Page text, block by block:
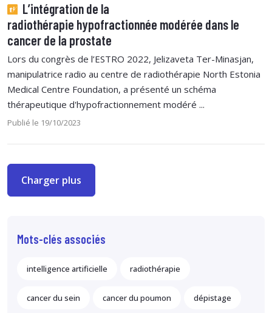
L’intégration de la
radiothérapie hypofractionnée modérée dans le
cancer de la prostate
Lors du congrès de l’ESTRO 2022, Jelizaveta Ter-Minasjan,
manipulatrice radio au centre de radiothérapie North Estonia
Medical Centre Foundation, a présenté un schéma
thérapeutique d'hypofractionnement modéré ...
Publié le 19/10/2023
Charger plus
Mots-clés associés
intelligence artificielle radiothérapie
cancer du sein cancer du poumon dépistage